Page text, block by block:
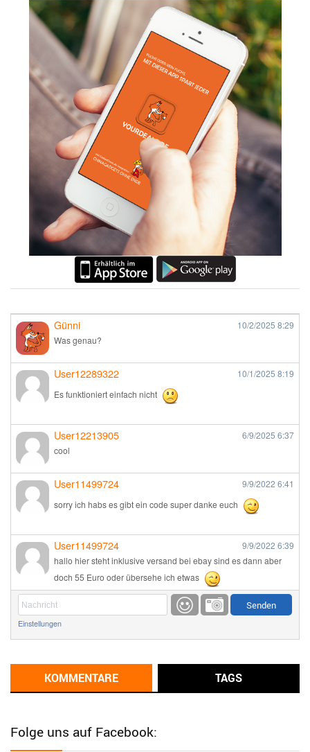
Günni 10/2/2025 8:29
Was genau?
User12289322 10/1/2025 8:19
Es funktioniert einfach nicht
User12213905 6/9/2025 6:37
cool
User11499724 9/9/2022 6:41
sorry ich habs es gibt ein code super danke euch
User11499724 9/9/2022 6:39
hallo hier steht inklusive versand bei ebay sind es dann aber
doch 55 Euro oder übersehe ich etwas
Günni 9/1/20226:17
Günni
Einstellungen
KOMMENTARE TAGS
Folge uns auf Facebook: